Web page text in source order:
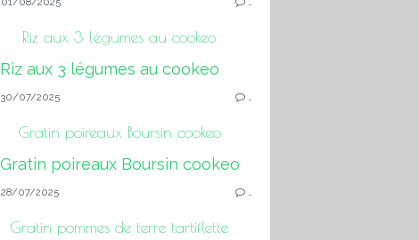
Riz aux 3 légumes au cookeo
30/07/2025 …
Gratin poireaux Boursin cookeo
28/07/2025 …
Gratin pommes de terre tartiflette